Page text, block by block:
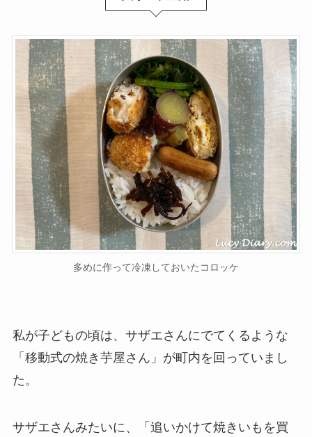
多めに作って冷凍しておいたコロッケ
私が子どもの頃は、サザエさんにでてくるような
「移動式の焼き芋屋さん」が町内を回っていまし
た。
サザエさんみたいに、「追いかけて焼きいもを買